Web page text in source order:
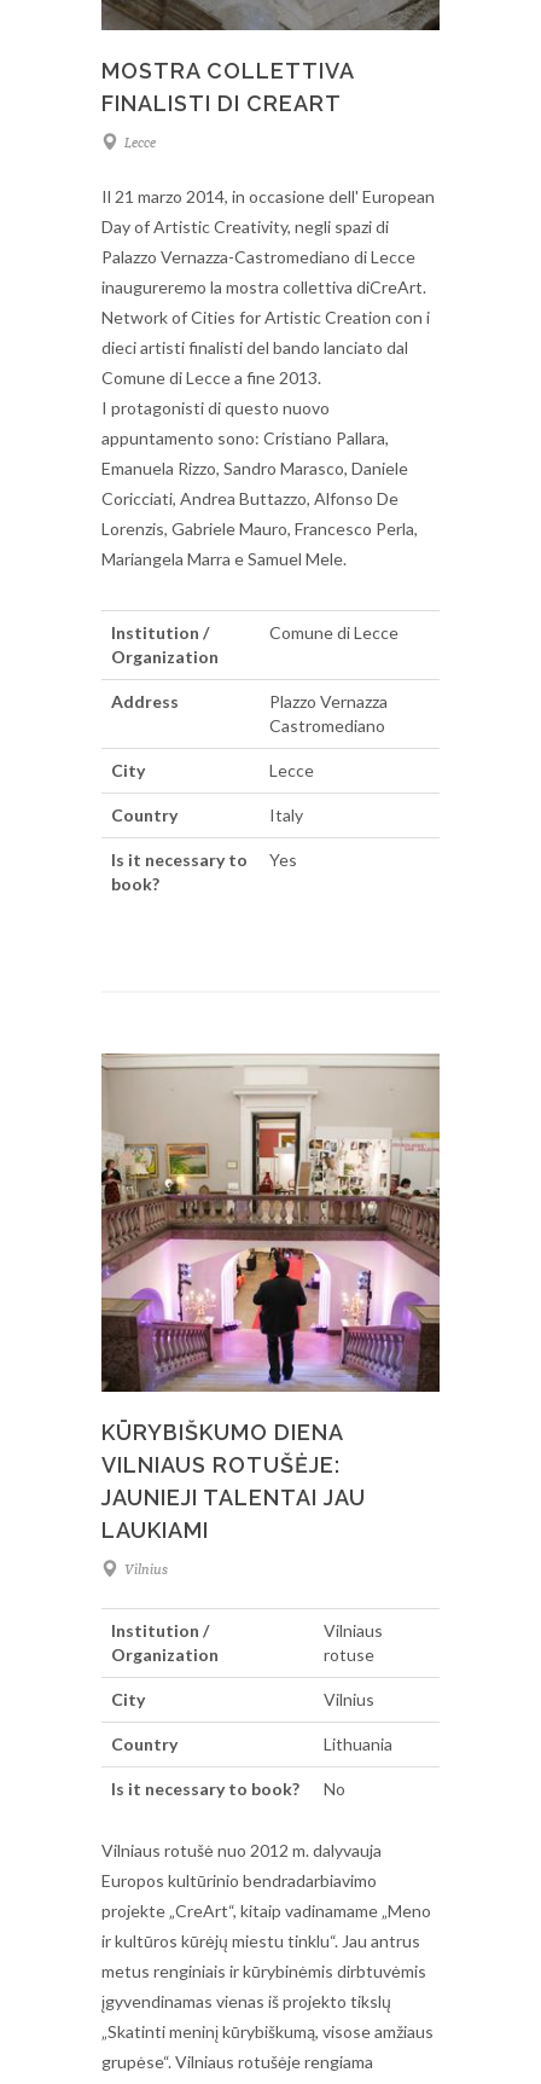
MOSTRA COLLETTIVA
FINALISTI DI CREART
Lecce
Il 21 marzo 2014, in occasione dell' European
Day of Artistic Creativity, negli spazi di
Palazzo Vernazza-Castromediano di Lecce
inaugureremo la mostra collettiva diCreArt.
Network of Cities for Artistic Creation con i
dieci artisti finalisti del bando lanciato dal
Comune di Lecce a fine 2013.
I protagonisti di questo nuovo
appuntamento sono: Cristiano Pallara,
Emanuela Rizzo, Sandro Marasco, Daniele
Coricciati, Andrea Buttazzo, Alfonso De
Lorenzis, Gabriele Mauro, Francesco Perla,
Mariangela Marra e Samuel Mele.
Institution /
Organization
Comune di Lecce
Address
Plazzo Vernazza
Castromediano
City Lecce
Country Italy
Is it necessary to
book?
Yes
KŪRYBIŠKUMO DIENA
VILNIAUS ROTUŠĖJE:
JAUNIEJI TALENTAI JAU
LAUKIAMI
Vilnius
Institution /
Organization
Vilniaus
rotuse
City Vilnius
Country Lithuania
Is it necessary to book? No
Vilniaus rotušė nuo 2012 m. dalyvauja
Europos kultūrinio bendradarbiavimo
projekte „CreArt“, kitaip vadinamame „Meno
ir kultūros kūrėjų miestu tinklu“. Jau antrus
metus renginiais ir kūrybinėmis dirbtuvėmis
įgyvendinamas vienas iš projekto tikslų
„Skatinti meninį kūrybiškumą, visose amžiaus
grupėse“. Vilniaus rotušėje rengiama